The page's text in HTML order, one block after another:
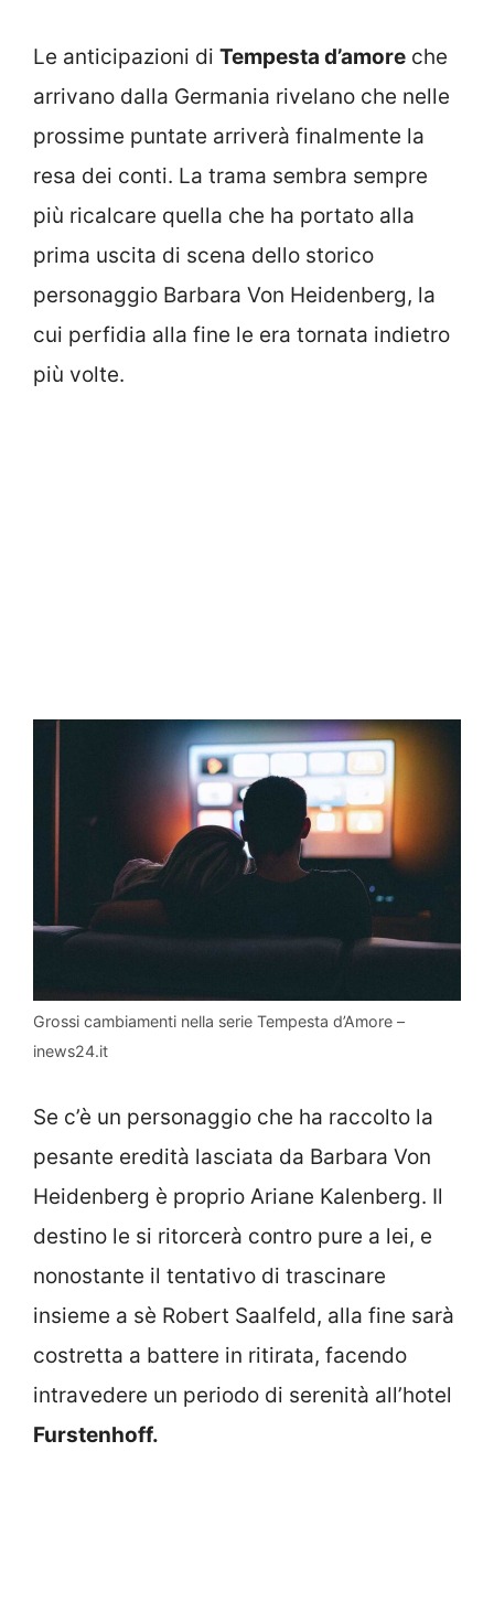
Le anticipazioni di Tempesta d’amore che
arrivano dalla Germania rivelano che nelle
prossime puntate arriverà finalmente la
resa dei conti. La trama sembra sempre
più ricalcare quella che ha portato alla
prima uscita di scena dello storico
personaggio Barbara Von Heidenberg, la
cui perfidia alla fine le era tornata indietro
più volte.
Grossi cambiamenti nella serie Tempesta d’Amore –
inews24.it
Se c’è un personaggio che ha raccolto la
pesante eredità lasciata da Barbara Von
Heidenberg è proprio Ariane Kalenberg. Il
destino le si ritorcerà contro pure a lei, e
nonostante il tentativo di trascinare
insieme a sè Robert Saalfeld, alla fine sarà
costretta a battere in ritirata, facendo
intravedere un periodo di serenità all’hotel
Furstenhoff.